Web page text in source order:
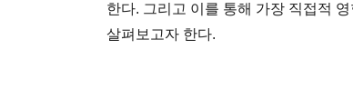
한다. 그리고 이를 통해 가장 직접적
살펴보고자 한다.